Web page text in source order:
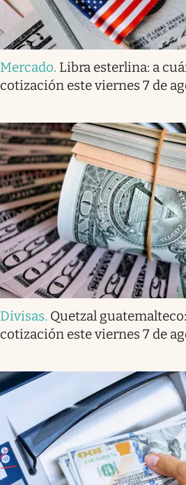
Mercado. Libra esterlina: a
cotización este viernes 7 de
Divisas. Quetzal
cotización este viernes 7 de